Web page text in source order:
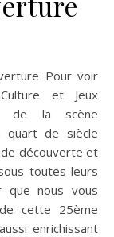
et Jeux
de la scène
quart de siècle
de découverte et
toutes leurs
que nous vous
cette 25ème
enrichissant